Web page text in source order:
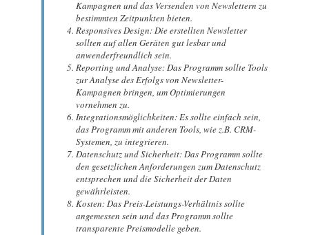
Kampagnen und das Versenden von Newslettern zu
bestimmten Zeitpunkten bieten.
Responsives Design: Die erstellten Newsletter
sollten auf allen Geräten gut lesbar und
anwenderfreundlich sein.
Reporting und Analyse: Das Programm sollte Tools
zur Analyse des Erfolgs von Newsletter-
Kampagnen bringen, um Optimierungen
vornehmen zu.
Integrationsmöglichkeiten: Es sollte einfach sein,
das Programm mit anderen Tools, wie z.B. CRM-
Systemen, zu integrieren.
Datenschutz und Sicherheit: Das Programm sollte
den gesetzlichen Anforderungen zum Datenschutz
entsprechen und die Sicherheit der Daten
gewährleisten.
Kosten: Das Preis-Leistungs-Verhältnis sollte
angemessen sein und das Programm sollte
transparente Preismodelle geben.